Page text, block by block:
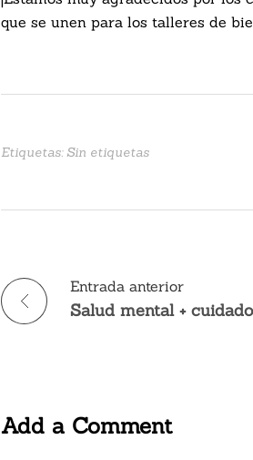
que se unen para los talleres de
Etiquetas: Sin etiquetas
Entrada anterior
Add a Comment